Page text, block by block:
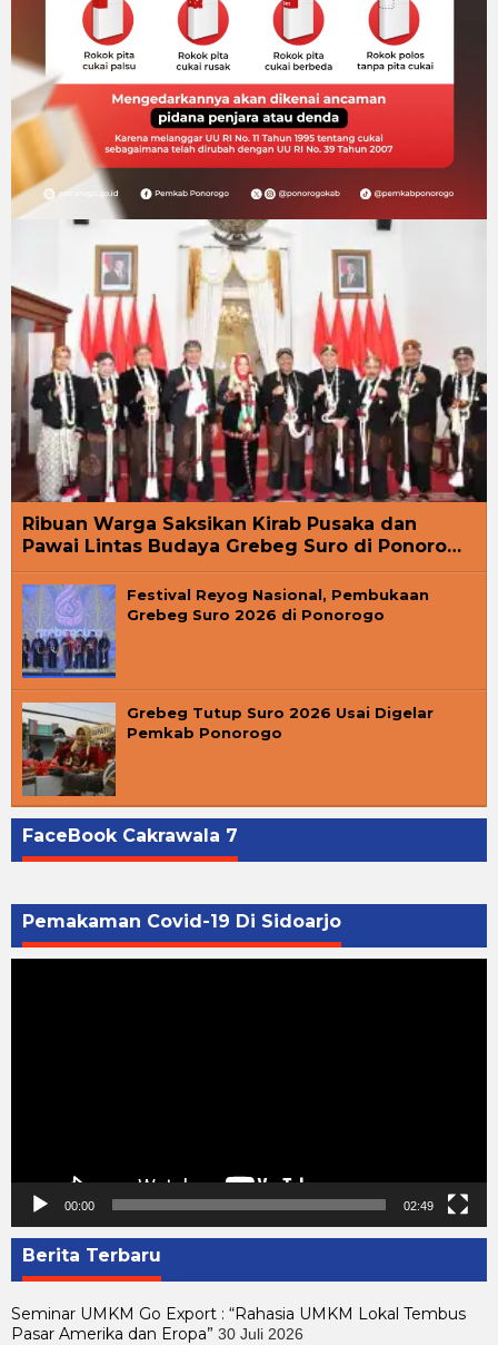
Ribuan Warga Saksikan Kirab Pusaka dan
Pawai Lintas Budaya Grebeg Suro di Ponoro…
Festival Reyog Nasional, Pembukaan
Grebeg Suro 2026 di Ponorogo
Grebeg Tutup Suro 2026 Usai Digelar
Pemkab Ponorogo
FaceBook Cakrawala 7
Pemakaman Covid-19 Di Sidoarjo
00:00 02:49
Berita Terbaru
Seminar UMKM Go Export : “Rahasia UMKM Lokal Tembus
Pasar Amerika dan Eropa” 30 Juli 2026